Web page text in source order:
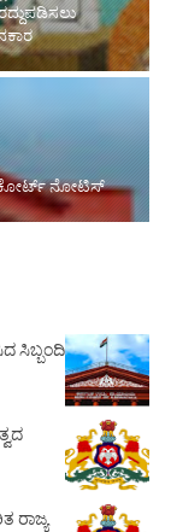
ನೋಟಿಸ್
ಸಿಬ್ಬಂದಿ
ರಾಜ್ಯ